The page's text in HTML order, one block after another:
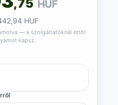
,75 HUF
HUF
— a szolgáltatóknál ettől
kapsz.